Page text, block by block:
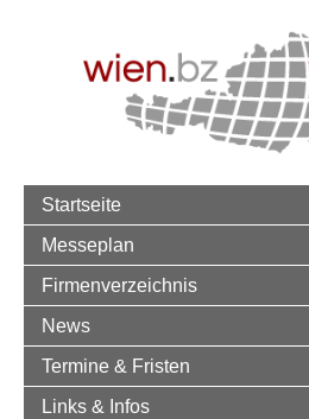
Startseite
Messeplan
Firmenverzeichnis
News
Termine & Fristen
Links & Infos